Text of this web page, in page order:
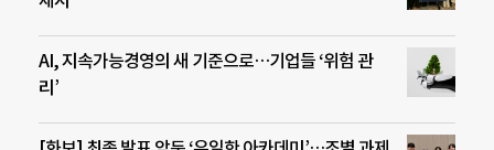
AI, 지속가능경영의 새 기준으로…기업들 ‘위험 관
리’